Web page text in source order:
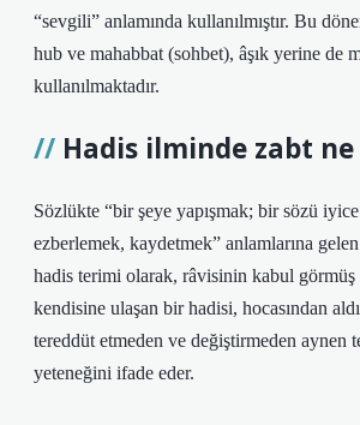
“sevgili” anlamında kullanılmıştır. Bu
hub ve mahabbat (sohbet), âşık yerine de
kullanılmaktadır.
Hadis ilminde zabt
Sözlükte “bir şeye yapışmak; bir sözü
ezberlemek, kaydetmek” anlamlarına
hadis terimi olarak, râvisinin kabul görmüş
kendisine ulaşan bir hadisi, hocasından
tereddüt etmeden ve değiştirmeden aynen
yeteneğini ifade eder.